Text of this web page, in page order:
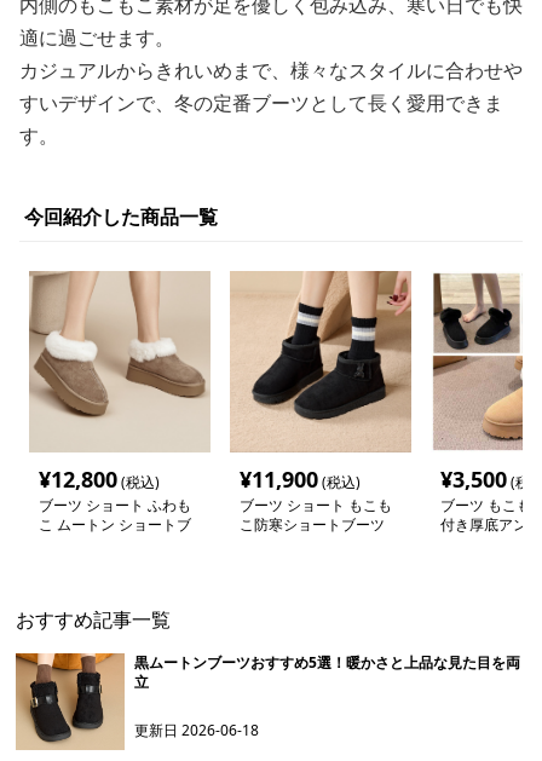
適に過ごせます。
カジュアルからきれいめまで、様々なスタイルに合わせや
すいデザインで、冬の定番ブーツとして長く愛用できま
す。
今回紹介した商品一覧
¥12,800(税込)
ブーツ ショート ふわも
こ ムートン ショートブ
¥11,900(税込)
ブーツ ショート もこも
こ防寒ショートブーツ
¥3,500(税
ブーツ もこも
付き厚底アン
おすすめ記事一覧
黒ムートンブーツおすすめ5選！暖かさと上品な見た目を両
立
更新日2026-06-18